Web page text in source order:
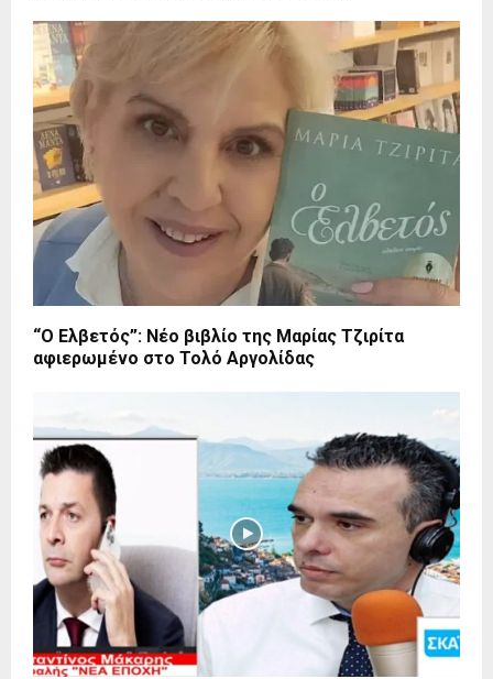
“Ο Ελβετός”: Νέο βιβλίο της Μαρίας Τζιρίτα
αφιερωμένο στο Τολό Αργολίδας